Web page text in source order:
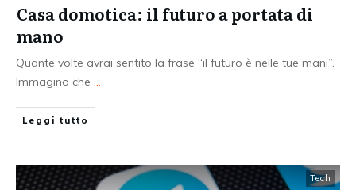
Casa domotica: il futuro a portata di
mano
Quante volte avrai sentito la frase “il futuro è nelle tue mani”.
Immagino che ...
Leggi tutto
Tech